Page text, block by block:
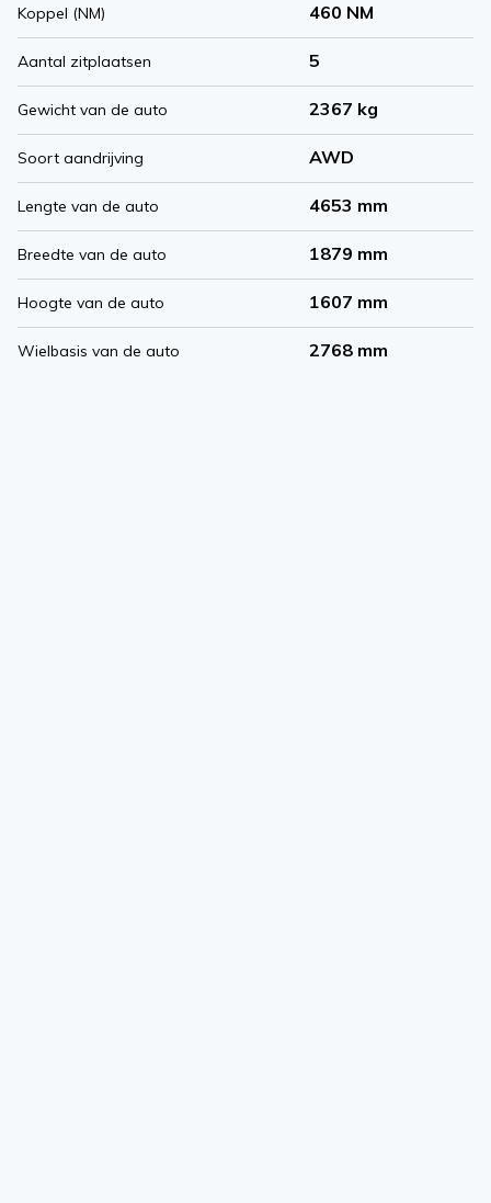
Koppel (NM) 460 NM
Aantal zitplaatsen 5
Gewicht van de auto 2367 kg
Soort aandrijving AWD
Lengte van de auto 4653 mm
Breedte van de auto 1879 mm
Hoogte van de auto 1607 mm
Wielbasis van de auto 2768 mm